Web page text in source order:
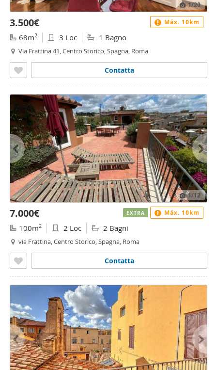
1/20
3.500€
68m2 3 Loc 1 Bagno
Via Frattina 41, Centro Storico, Spagna, Roma
Contatta
Máx. 10km
1/12
7.000€
100m2 2 Loc 2 Bagni
via Frattina, Centro Storico, Spagna, Roma
Contatta
EXTRA Máx. 10km